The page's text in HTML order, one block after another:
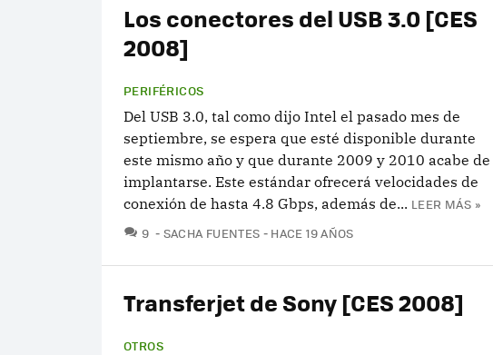
Los conectores del USB 3.0 [CES
2008]
PERIFÉRICOS
Del USB 3.0, tal como dijo Intel el pasado mes de
septiembre, se espera que esté disponible durante
este mismo año y que durante 2009 y 2010 acabe de
implantarse. Este estándar ofrecerá velocidades de
conexión de hasta 4.8 Gbps, además de... LEER MÁS »
9 COMENTARIOS
SACHA FUENTES HACE 19 AÑOS
Transferjet de Sony [CES 2008]
OTROS